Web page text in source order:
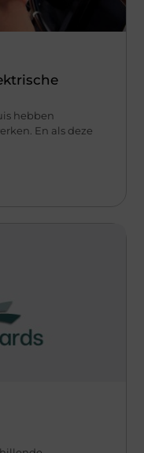
hebben
En als deze